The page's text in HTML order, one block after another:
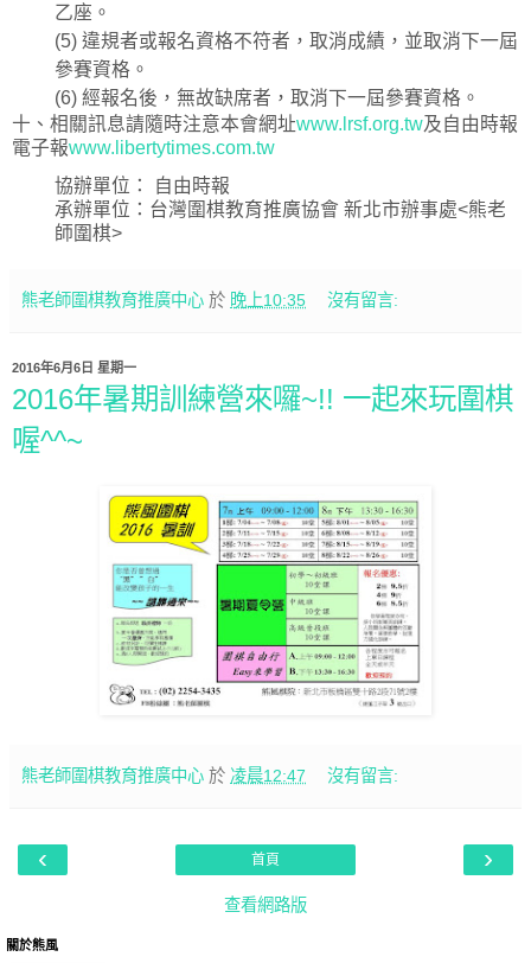
乙座。
(5) 違規者或報名資格不符者，取消成績，並取消下一屆
參賽資格。
(6) 經報名後，無故缺席者，取消下一屆參賽資格。
十、相關訊息請隨時注意本會網址www.lrsf.org.tw及自由時報
電子報www.libertytimes.com.tw
協辦單位：
自由時報
承辦單位：台灣圍棋教育推廣協會 新北市辦事處<熊老
師圍棋>
熊老師圍棋教育推廣中心 於 晚上10:35 沒有留言:
2016年6月6日 星期一
2016年暑期訓練營來囉~!! 一起來玩圍棋
喔^^~
熊老師圍棋教育推廣中心 於 凌晨12:47 沒有留言:
‹ ›
首頁
查看網路版
關於熊風